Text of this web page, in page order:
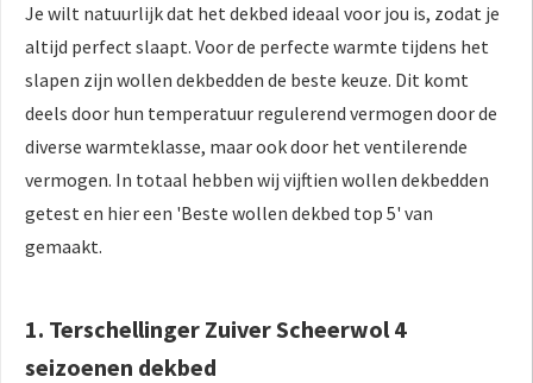
Je wilt natuurlijk dat het dekbed ideaal voor jou is, zodat je
altijd perfect slaapt. Voor de perfecte warmte tijdens het
slapen zijn wollen dekbedden de beste keuze. Dit komt
deels door hun temperatuur regulerend vermogen door de
diverse warmteklasse, maar ook door het ventilerende
vermogen. In totaal hebben wij vijftien wollen dekbedden
getest en hier een 'Beste wollen dekbed top 5' van
gemaakt.
1. Terschellinger Zuiver Scheerwol 4
seizoenen dekbed